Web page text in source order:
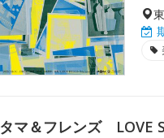
タマ＆フレンズ LOVE